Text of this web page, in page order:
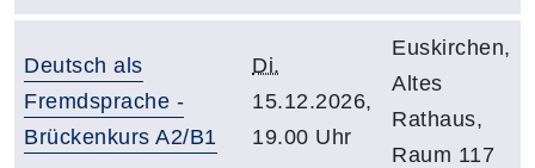
Deutsch als
Fremdsprache -
Brückenkurs A2/B1
Di.
15.12.2026,
19.00 Uhr
Euskirchen,
Altes
Rathaus,
Raum 117